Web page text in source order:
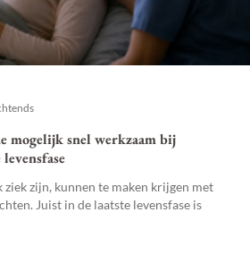
mogelijk snel werkzaam bij
ziek zijn, kunnen te maken krijgen met
Juist in de laatste levensfase is